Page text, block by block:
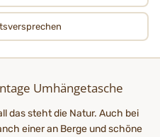
Umhängetasche
das steht die Natur. Auch bei
einer an Berge und schöne